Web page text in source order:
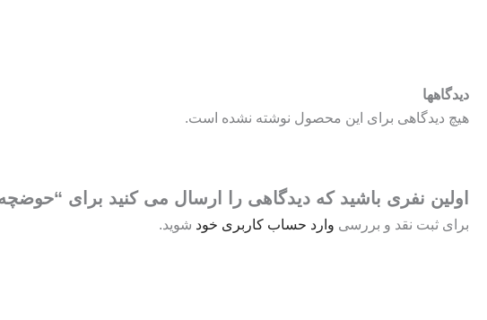
دیدگاهها
هیچ دیدگاهی برای این محصول نوشته نشده است.
اولین نفری باشید که دیدگاهی را ارسال می کنید برای
برای ثبت نقد و بررسی وارد حساب کاربری خود شوید.